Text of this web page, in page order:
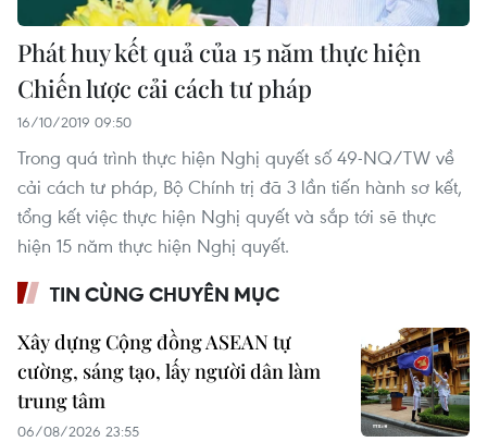
Phát huy kết quả của 15 năm thực hiện
Chiến lược cải cách tư pháp
16/10/2019 09:50
Trong quá trình thực hiện Nghị quyết số 49-NQ/TW về
cải cách tư pháp, Bộ Chính trị đã 3 lần tiến hành sơ kết,
tổng kết việc thực hiện Nghị quyết và sắp tới sẽ thực
hiện 15 năm thực hiện Nghị quyết.
TIN CÙNG CHUYÊN MỤC
Xây dựng Cộng đồng ASEAN tự
cường, sáng tạo, lấy người dân làm
trung tâm
06/08/2026 23:55